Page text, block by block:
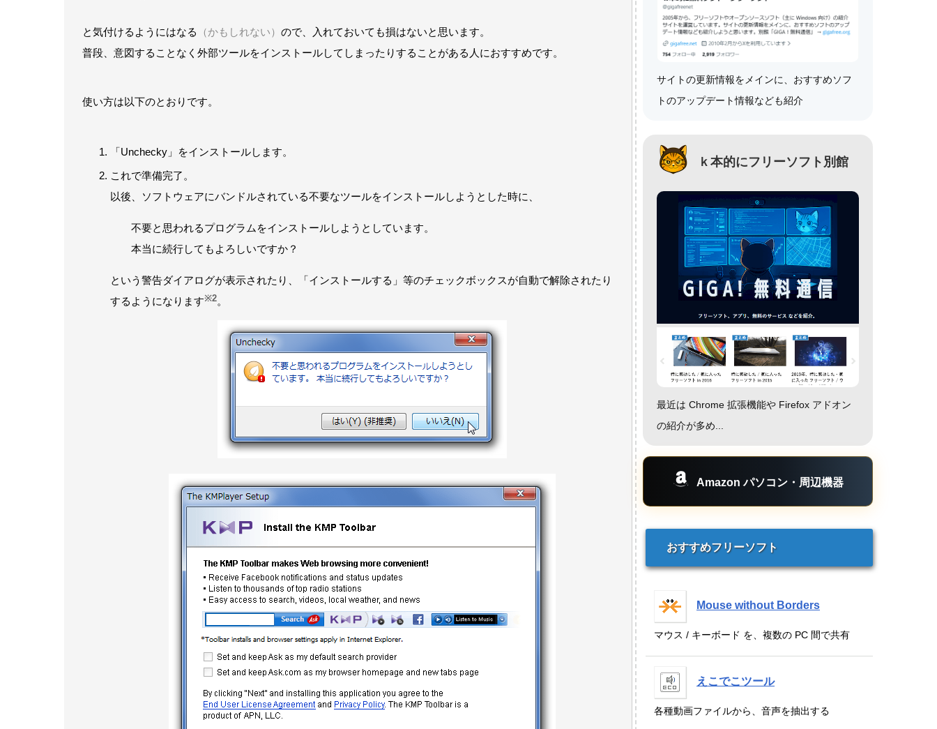
と気付けるようにはなる （かもしれない） ので、入れておいても損はないと思います。
普段、意図することなく外部ツールをインストールしてしまったりすることがある人におすすめです。
使い方は以下のとおりです。
「Unchecky」をインストールします。
これで準備完了。
以後、ソフトウェアにバンドルされている不要なツールをインストールしようとした時に、
不要と思われるプログラムをインストールしようとしています。
本当に続行してもよろしいですか？
という警告ダイアログが表示されたり、「インストールする」等のチェックボックスが自動で解除されたり
するようになります※2。
サイトの更新情報をメインに、おすすめソフ
トのアップデート情報なども紹介
ｋ本的にフリーソフト別館
最近は Chrome 拡張機能や Firefox アドオン
の紹介が多め...
Amazon パソコン・周辺機器
おすすめフリーソフト
Mouse without Borders
マウス / キーボード を、複数の PC 間で共有
えこでこツール
各種動画ファイルから、音声を抽出する